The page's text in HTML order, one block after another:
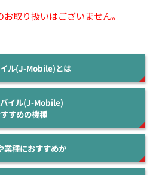
取り扱いはございません。
ル(J-Mobile)とは
イル(J-Mobile)
すめの機種
業種におすすめか